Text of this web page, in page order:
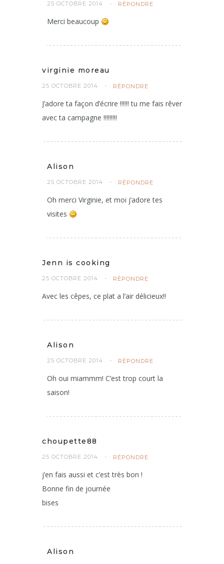
25 OCTOBRE 2014 RÉPONDRE
Merci beaucoup
virginie moreau
25 OCTOBRE 2014 RÉPONDRE
J’adore ta façon d’écrire !!!!!! tu me fais rêver
avec ta campagne !!!!!!!!!
Alison
25 OCTOBRE 2014 RÉPONDRE
Oh merci Virginie, et moi j’adore tes
visites
Jenn is cooking
25 OCTOBRE 2014 RÉPONDRE
Avec les cêpes, ce plat a l’air délicieux!!
Alison
25 OCTOBRE 2014 RÉPONDRE
Oh oui miammm! C’est trop court la
saison!
choupette88
25 OCTOBRE 2014 RÉPONDRE
j’en fais aussi et c’est très bon !
Bonne fin de journée
bises
Alison